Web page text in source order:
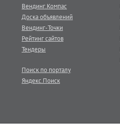
Вендинг.Компас
Доска объявлений
Вендинг-Точки
Рейтинг сайтов
Тендеры
Поиск по порталу
Яндекс.Поиск